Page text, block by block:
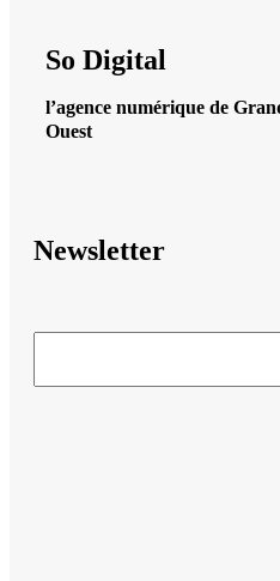
So Digital
l’agence numérique de
Ouest
Newsletter